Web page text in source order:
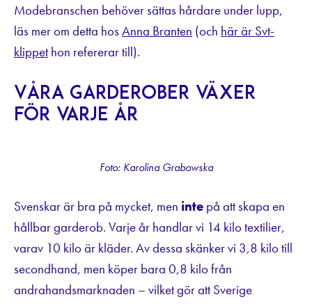
Modebranschen behöver sättas hårdare under lupp,
läs mer om detta hosAnna Branten (och här är Svt-
klippet hon refererar till).
Våra garderober växer
för varje år
Foto: Karolina Grabowska
Svenskar är bra på mycket, men inte på att skapa en
hållbar garderob. Varje år handlar vi 14 kilo textilier,
varav 10 kilo är kläder. Av dessa skänker vi 3,8 kilo till
secondhand, men köper bara 0,8 kilo från
andrahandsmarknaden – vilket gör att Sverige